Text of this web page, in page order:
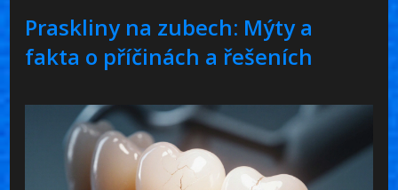
PSÍ ZUBNÍ BOLEST
Praskliny na zubech: Mýty a
fakta o příčinách a řešeních